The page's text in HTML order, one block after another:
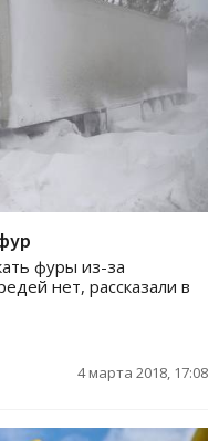
фуры из-за
нет, рассказали в
4 марта 2018, 17:08